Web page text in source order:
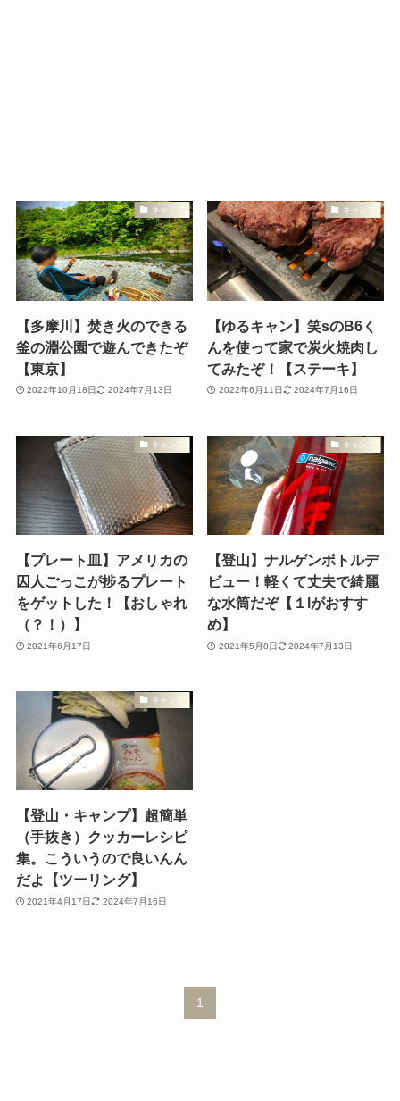
キャンプ
【多摩川】焚き火のできる
釜の淵公園で遊んできたぞ
【東京】
2022年10月18日 2024年7月13日
キャンプ
【ゆるキャン】笑sのB6く
んを使って家で炭火焼肉し
てみたぞ！【ステーキ】
2022年6月11日 2024年7月16日
キャンプ
【プレート皿】アメリカの
囚人ごっこが捗るプレート
をゲットした！【おしゃれ
（？！）】
2021年6月17日
キャンプ
【登山】ナルゲンボトルデ
ビュー！軽くて丈夫で綺麗
な水筒だぞ【１lがおすす
め】
2021年5月8日 2024年7月13日
キャンプ
【登山・キャンプ】超簡単
（手抜き）クッカーレシピ
集。こういうので良いんん
だよ【ツーリング】
2021年4月17日 2024年7月16日
1